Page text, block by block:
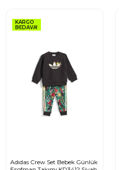
KARGO
BEDAVA!
Adidas Crew Set Bebek Günlük